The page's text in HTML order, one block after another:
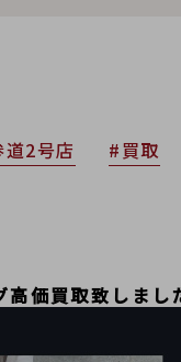
2号店 #買取
価買取致しまし